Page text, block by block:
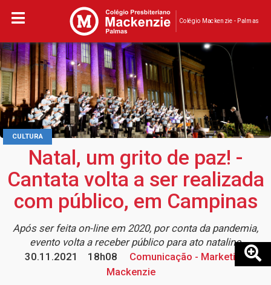
Colégio Mackenzie - Palmas
CULTURA
Natal, um grito de paz! -
Cantata volta a ser realizada
com público, em Campinas
Após ser feita on-line em 2020, por conta da pandemia,
evento volta a receber público para ato natalino
30.11.2021
18h08
Comunicação - Marketing
Mackenzie